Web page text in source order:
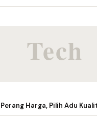
Perang Harga, Pilih Adu